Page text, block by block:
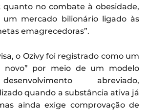
quanto no combate à obesidade,
um mercado bilionário ligado às
emagrecedoras”.
o Ozivy foi registrado como um
novo” por meio de um modelo
abreviado,
quando a substância ativa já
ainda exige comprovação de